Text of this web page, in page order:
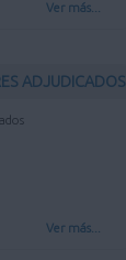
Ver más...
ADJUDICADOS
Ver más...